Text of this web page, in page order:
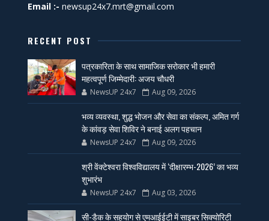
Email :- newsup24x7.mrt@gmail.com
RECENT POST
पत्रकारिता के साथ सामाजिक सरोकार भी हमारी
महत्वपूर्ण जिम्मेदारी: अजय चौधरी
NewsUP 24x7 Aug 09, 2026
भव्य व्यवस्था, शुद्ध भोजन और सेवा का संकल्प, अमित गर्ग
के कांवड़ सेवा शिविर ने बनाई अलग पहचान
NewsUP 24x7 Aug 09, 2026
श्री वेंक्टेश्वरा विश्वविद्यालय में ‘दीक्षारम्भ-2026’ का भव्य
शुभारंभ
NewsUP 24x7 Aug 03, 2026
सी-डैक के सहयोग से एमआईईटी में साइबर सिक्योरिटी